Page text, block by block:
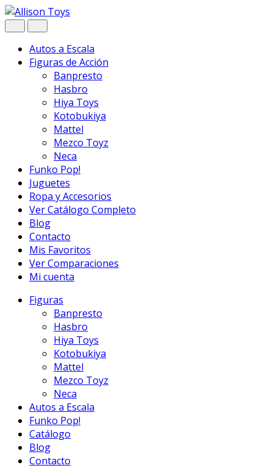
Navegar
Ir
al
Autos a Escala
Figuras de Acción
Banpresto
Hasbro
Hiya Toys
Kotobukiya
Mattel
Mezco Toyz
Neca
Funko Pop!
Juguetes
Ropa y Accesorios
Ver Catálogo Completo
Blog
Contacto
Mis Favoritos
Ver Comparaciones
Mi cuenta
Figuras
Banpresto
Hasbro
Hiya Toys
Kotobukiya
Mattel
Mezco Toyz
Neca
Autos a Escala
Funko Pop!
Catálogo
Blog
Contacto